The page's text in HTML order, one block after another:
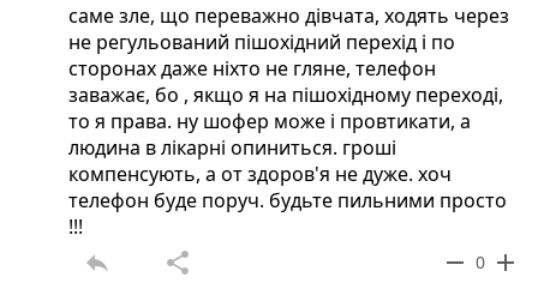
саме зле, що переважно дівчата, ходять через
не регульований пішохідний перехід і по
сторонах даже ніхто не гляне, телефон
заважає, бо , якщо я на пішохідному переході,
то я права. ну шофер може і провтикати, а
людина в лікарні опиниться. гроші
компенсують, а от здоров'я не дуже. хоч
телефон буде поруч. будьте пильними просто
!!!
reply share remove 0 add